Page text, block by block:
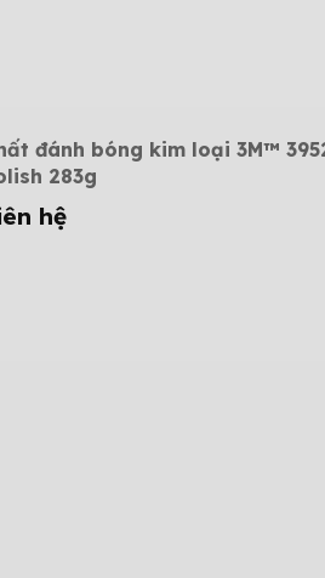
đánh bóng kim loại 3M™
283g
hệ